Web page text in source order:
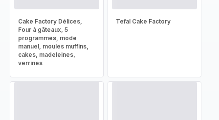
Cake Factory Délices,
Four à gâteaux, 5
programmes, mode
manuel, moules muffins,
cakes, madeleines,
verrines
Tefal Cake Factory